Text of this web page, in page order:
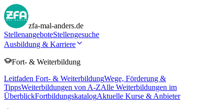
zfa-mal-anders.de
StellenangeboteStellengesuche
Ausbildung & Karriere
Fort- & Weiterbildung
Leitfaden Fort- & WeiterbildungWege, Förderung &
TippsWeiterbildungen von A-ZAlle Weiterbildungen im
ÜberblickFortbildungskatalogAktuelle Kurse & Anbieter